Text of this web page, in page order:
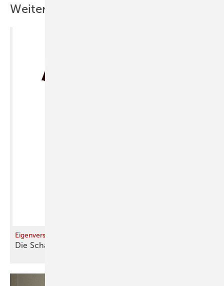
Weitere Inhalte
Eigenverschattung von Steildächern durch PV-Anlagen
Die Schattenseite von